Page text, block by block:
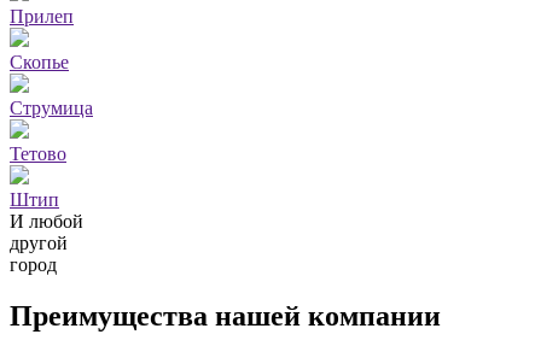
Прилеп
Скопье
Струмица
Тетово
Штип
И любой
другой
город
Преимущества нашей компании